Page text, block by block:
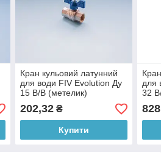
Кран кульовий латунний
для води FIV Evolution Ду
15 В/В (метелик)
202,32₴
Купити
для
32